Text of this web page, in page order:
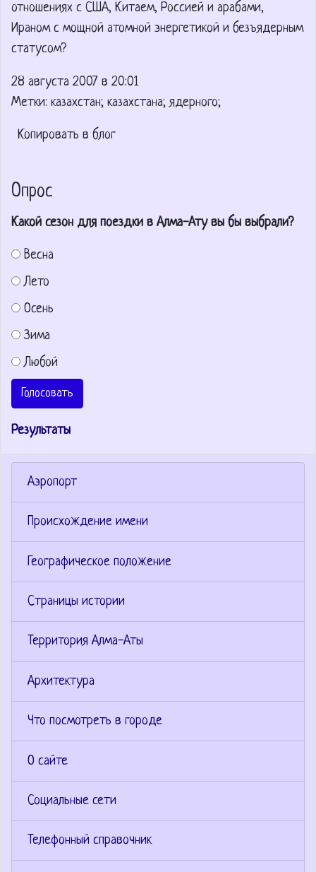
отношениях с США, Китаем, Россией и арабами,
Ираном с мощной атомной энергетикой и безъядерным
статусом?
28 августа 2007 в 20:01
Метки: казахстан; казахстана; ядерного;
Копировать в блог
Опрос
Какой сезон для поездки в Алма-Ату вы бы выбрали?
Весна
Лето
Осень
Зима
Любой
Голосовать
Результаты
Аэропорт
Происхождение имени
Географическое положение
Страницы истории
Территория Алма-Аты
Архитектура
Что посмотреть в городе
О сайте
Социальные сети
Телефонный справочник